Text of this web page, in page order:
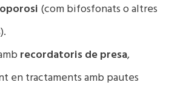
(com bifosfonats o altres
recordatoris de presa,
en tractaments amb pautes